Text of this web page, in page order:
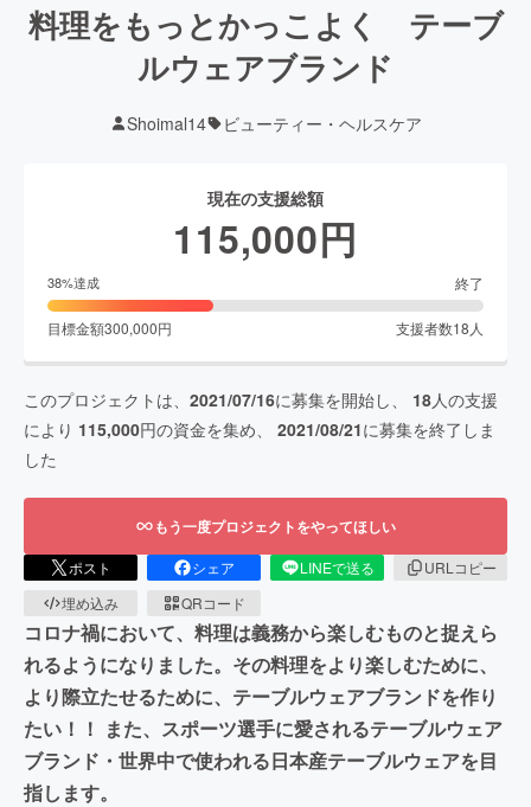
料理をもっとかっこよく テーブ
ルウェアブランド
Shoimal14 ビューティー・ヘルスケア
現在の支援総額
115,000円
38%達成 終了
目標金額300,000円 支援者数18 人
このプロジェクトは、 2021/07/16に募集を開始し、 18人の支援
により 115,000円の資金を集め、 2021/08/21に募集を終了しま
した
もう一度プロジェクトをやってほしい
ポスト シェア LINEで送る
URLコピー
埋め込み
QRコード
コロナ禍において、料理は義務から楽しむものと捉えら
れるようになりました。その料理をより楽しむために、
より際立たせるために、テーブルウェアブランドを作り
たい！！ また、スポーツ選手に愛されるテーブルウェア
ブランド・世界中で使われる日本産テーブルウェアを目
指します。